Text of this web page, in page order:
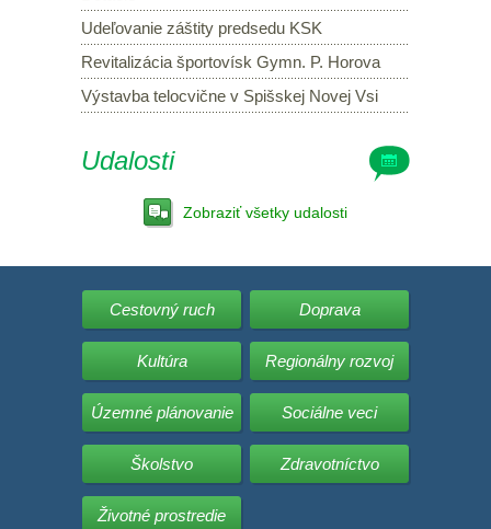
Udeľovanie záštity predsedu KSK
Revitalizácia športovísk Gymn. P. Horova
Výstavba telocvične v Spišskej Novej Vsi
Udalosti
Zobraziť všetky udalosti
Cestovný ruch Doprava
Kultúra Regionálny rozvoj
Územné plánovanie Sociálne veci
Školstvo Zdravotníctvo
Životné prostredie